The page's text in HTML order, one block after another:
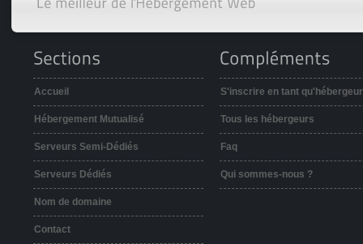
Accueil
Hébergement Mutualisé
Serveurs Semi-Dédiés
Serveurs Dédiés
Nom de domaine
Contact
S'inscrire en tant qu'hébergeur
Tous les hébergeurs
Faq
Qui sommes-nous ?